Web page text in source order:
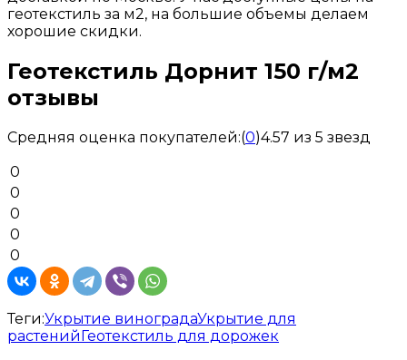
геотекстиль за м2, на большие объемы делаем
хорошие скидки.
Геотекстиль Дорнит 150 г/м2
отзывы
Средняя оценка покупателей:(0)4.57 из 5 звезд
0
0
0
0
0
Теги:Укрытие виноградаУкрытие для
растений Геотекстиль для дорожек